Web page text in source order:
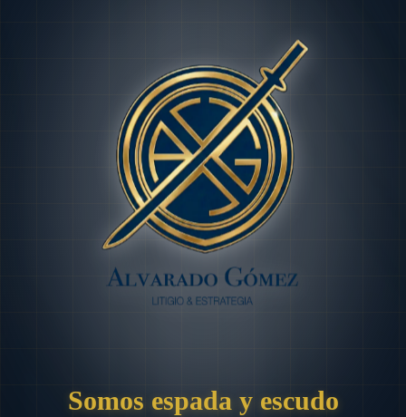
Somos espada y escudo